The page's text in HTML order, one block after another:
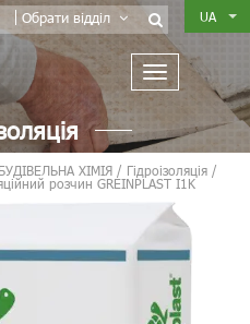
Обрати відділ UA
БУДІВЕЛЬНА ХІМІЯ/ Гідроізоляція/
розчин GREINPLAST I1K